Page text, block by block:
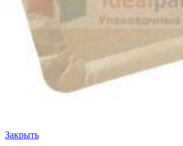
Закрыть